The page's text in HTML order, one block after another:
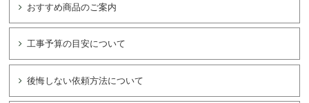
おすすめ商品のご案内
工事予算の目安について
後悔しない依頼方法について